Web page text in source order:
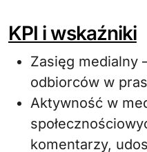
KPI i wskaźniki
Zasięg medialny
odbiorców w
Aktywność w
komentarzy,